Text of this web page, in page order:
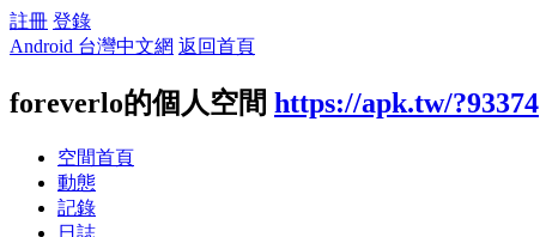
註冊 登錄
Android 台灣中文網 返回首頁
foreverlo的個人空間 https://apk.tw/?93374
空間首頁
動態
記錄
日誌